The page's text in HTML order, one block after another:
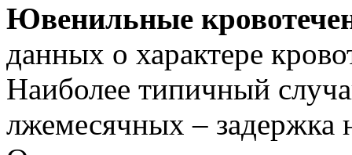
Ювенильные
данных о характере
Наиболее типичный
лжемесячных – задержка